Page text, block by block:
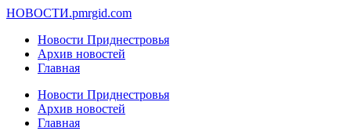
НОВОСТИ.pmrgid.com
Новости Приднестровья
Архив новостей
Главная
Новости Приднестровья
Архив новостей
Главная